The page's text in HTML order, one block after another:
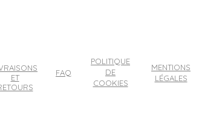
ET
FAQ
POLITIQUE
DE
COOKIES
MENTIONS
LÉGALES